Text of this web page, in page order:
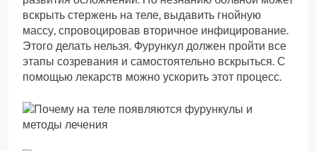
вскрыть стержень на теле, выдавить гнойную
массу, спровоцировав вторичное инфицирование.
Этого делать нельзя. Фурункул должен пройти все
этапы созревания и самостоятельно вскрыться. С
помощью лекарств можно ускорить этот процесс.